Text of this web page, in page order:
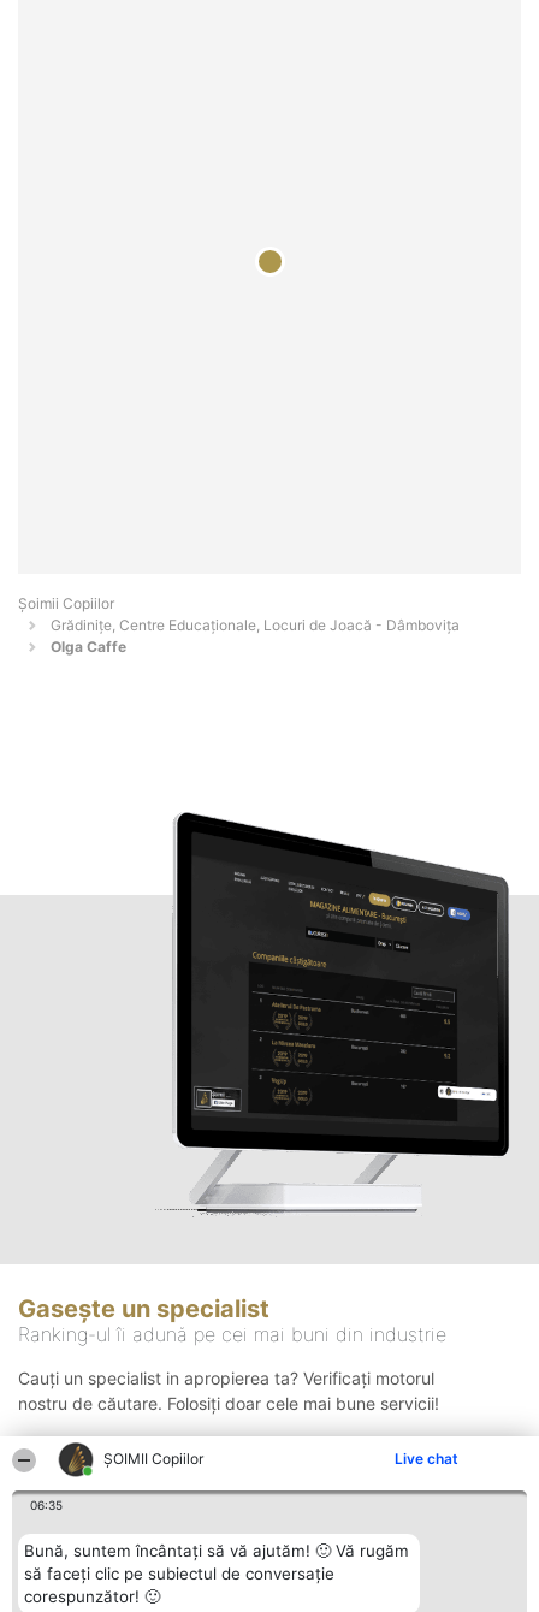
ȘOIMII Copiilor Live chat
06:35
Bună, suntem încântați să vă ajutăm! 🙂 Vă rugăm
să faceți clic pe subiectul de conversație
corespunzător! 🙂
Șoimii Copiilor
Grădinițe, Centre Educaționale, Locuri de Joacă - Dâmboviţa
Olga Caffe
Gasește un specialist
Ranking-ul îi adună pe cei mai buni din industrie
Cauți un specialist in apropierea ta? Verificați motorul
nostru de căutare. Folosiți doar cele mai bune servicii!